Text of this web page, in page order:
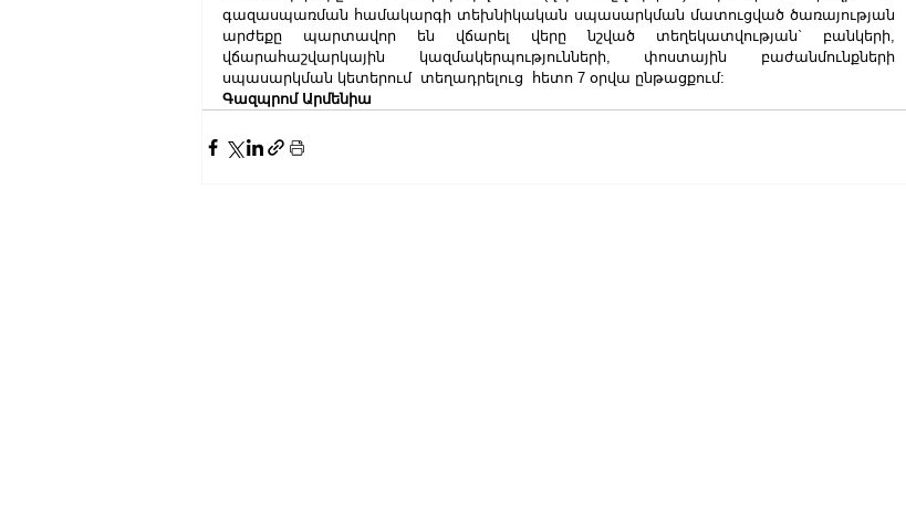
գազասպառման համակարգի տեխնիկական սպասարկման մատուցված ծառայության
արժեքը պարտավոր են վճարել վերը նշված տեղեկատվության` բանկերի,
վճարահաշվարկային կազմակերպությունների, փոստային բաժանմունքների
սպասարկման կետերում  տեղադրելուց  հետո 7 օրվա ընթացքում:
Գազպրոմ Արմենիա